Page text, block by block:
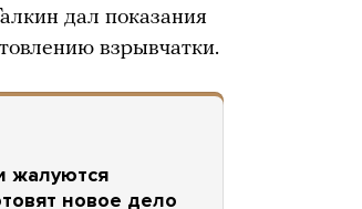
дал показания
взрывчатки.
жалуются
новое дело